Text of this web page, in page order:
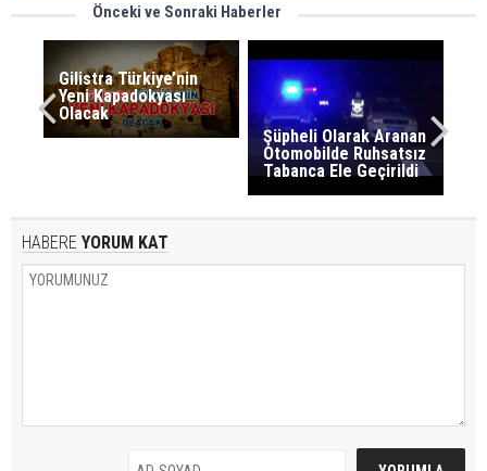
Önceki ve Sonraki Haberler
Gilistra Türkiye’nin
Yeni Kapadokyası
Olacak
Şüpheli Olarak Aranan
Otomobilde Ruhsatsız
Tabanca Ele Geçirildi
HABERE YORUM KAT